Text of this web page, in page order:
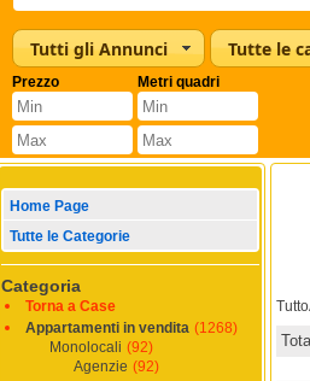
Tutti gli Annunci
Prezzo Metri quadri
Home Page
Tutte le Categorie
Categoria
Torna a Case
Appartamenti in vendita (1268)
Monolocali (92)
Agenzie (92)